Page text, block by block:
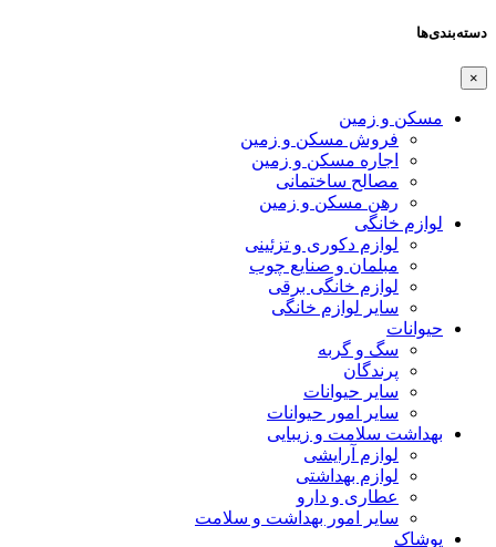
دسته‌بندی‌ها
×
مسکن و زمین
فروش مسکن و زمین
اجاره مسکن و زمین
مصالح ساختمانی
رهن مسکن و زمین
لوازم خانگی
لوازم دکوری و تزئینی
مبلمان و صنایع چوب
لوازم خانگی برقی
سایر لوازم خانگی
حیوانات
سگ و گربه
پرندگان
سایر حیوانات
سایر امور حیوانات
بهداشت سلامت و زیبایی
لوازم آرایشی
لوازم بهداشتی
عطاری و دارو
سایر امور بهداشت و سلامت
پوشاک